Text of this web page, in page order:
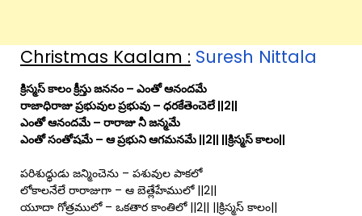
Christmas Kaalam : Suresh Nittala
క్రిస్మస్ కాలం క్రీస్తు జననం – ఎంతో ఆనందమే
రాజాధిరాజు ప్రభువుల ప్రభువు – ధరకేతెంచెలే ||2||
ఎంతో ఆనందమే – రారాజు నీ జన్మమే
ఎంతో సంతోషమే – ఆ ప్రభుని ఆగమనమే ||2|| ||క్రిస్మస్ కాలం||
పరిశుధ్ధుడు జన్మించెను – పశువుల పాకలో
లోకాలనేలే రారాజుగా – ఆ బెత్లేహేములో ||2||
యూదా గోత్రములో – ఒకతార కాంతిలో ||2|| ||క్రిస్మస్ కాలం||